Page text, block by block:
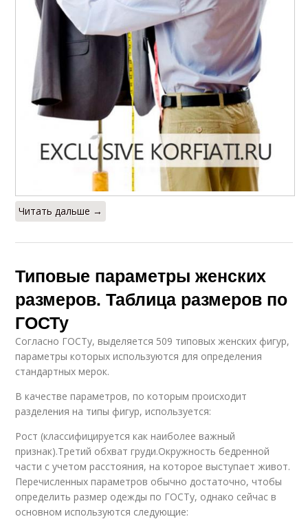
Читать дальше →
Типовые параметры женских
размеров. Таблица размеров по
ГОСТу
Согласно ГОСТу, выделяется 509 типовых женских фигур,
параметры которых используются для определения
стандартных мерок.
В качестве параметров, по которым происходит
разделения на типы фигур, используется:
Рост (классифицируется как наиболее важный
признак).Третий обхват груди.Окружность бедренной
части с учетом расстояния, на которое выступает живот.
Перечисленных параметров обычно достаточно, чтобы
определить размер одежды по ГОСТу, однако сейчас в
основном используются следующие: